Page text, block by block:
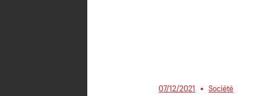
07/12/2021 Société